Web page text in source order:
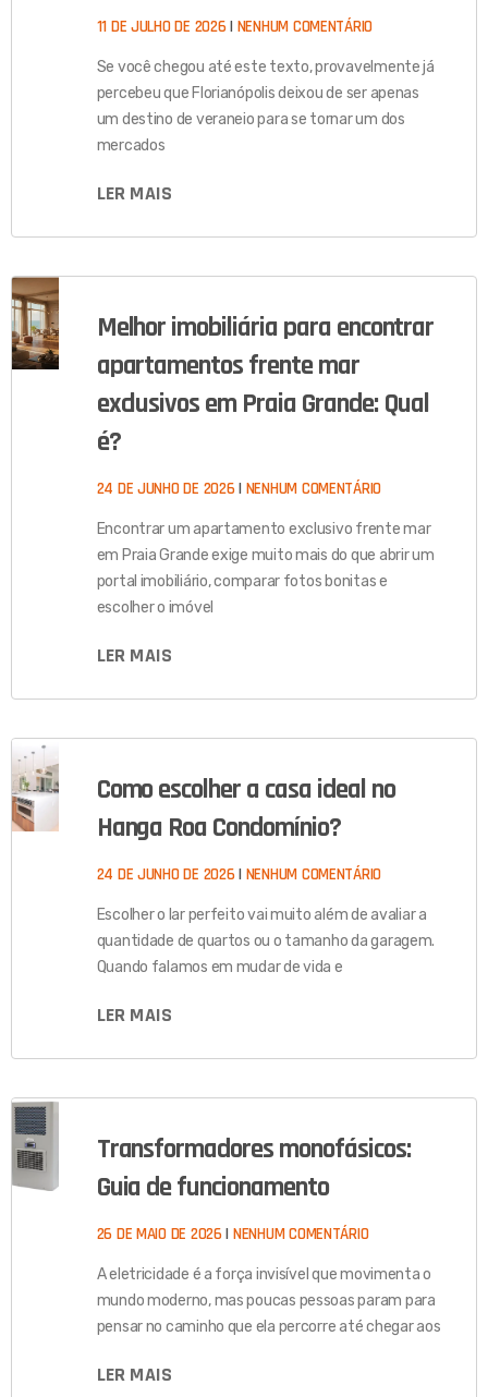
11 DE JULHO DE 2026 NENHUM COMENTÁRIO
Se você chegou até este texto, provavelmente já
percebeu que Florianópolis deixou de ser apenas
um destino de veraneio para se tornar um dos
mercados
LER MAIS
Melhor imobiliária para encontrar
apartamentos frente mar
exclusivos em Praia Grande: Qual
é?
24 DE JUNHO DE 2026 NENHUM COMENTÁRIO
Encontrar um apartamento exclusivo frente mar
em Praia Grande exige muito mais do que abrir um
portal imobiliário, comparar fotos bonitas e
escolher o imóvel
LER MAIS
Como escolher a casa ideal no
Hanga Roa Condomínio?
24 DE JUNHO DE 2026 NENHUM COMENTÁRIO
Escolher o lar perfeito vai muito além de avaliar a
quantidade de quartos ou o tamanho da garagem.
Quando falamos em mudar de vida e
LER MAIS
Transformadores monofásicos:
Guia de funcionamento
26 DE MAIO DE 2026 NENHUM COMENTÁRIO
A eletricidade é a força invisível que movimenta o
mundo moderno, mas poucas pessoas param para
pensar no caminho que ela percorre até chegar aos
LER MAIS